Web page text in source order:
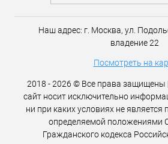
Наш адрес: г. Москва, ул.
владение 22
Посмотреть на
2018 - 2026 © Все права защищены
сайт носит исключительно
ни при каких условиях не является
определяемой положениями
Гражданского кодекса